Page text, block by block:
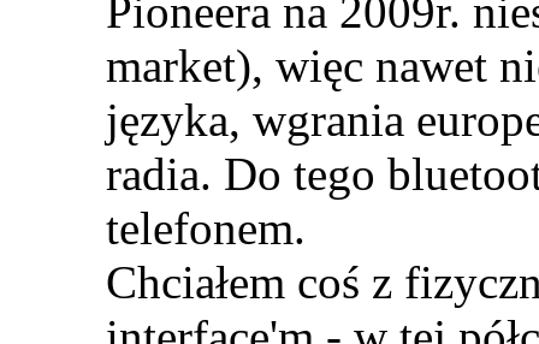
Pioneera na 2009r.
market), więc nawet
języka, wgrania
radia. Do tego
telefonem.
Chciałem coś z